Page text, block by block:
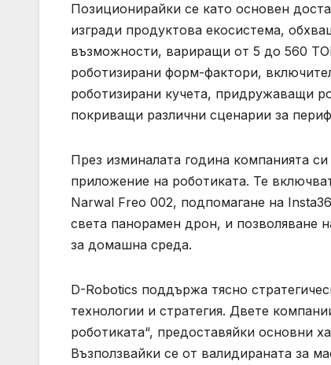
Позиционирайки се като основен
изгради продуктова екосистема,
възможности, вариращи от 5 до 560
роботизирани форм-фактори,
роботизирани кучета, придружаващи
покриващи различни сценарии за
През изминалата година компанията
приложение на роботиката. Те
Narwal Freo 002, подпомагане на
света панорамен дрон, и позволяване
за домашна среда.
D-Robotics поддържа тясно
технологии и стратегия. Двете
роботиката“, предоставяйки основни
Възползвайки се от валидираната за